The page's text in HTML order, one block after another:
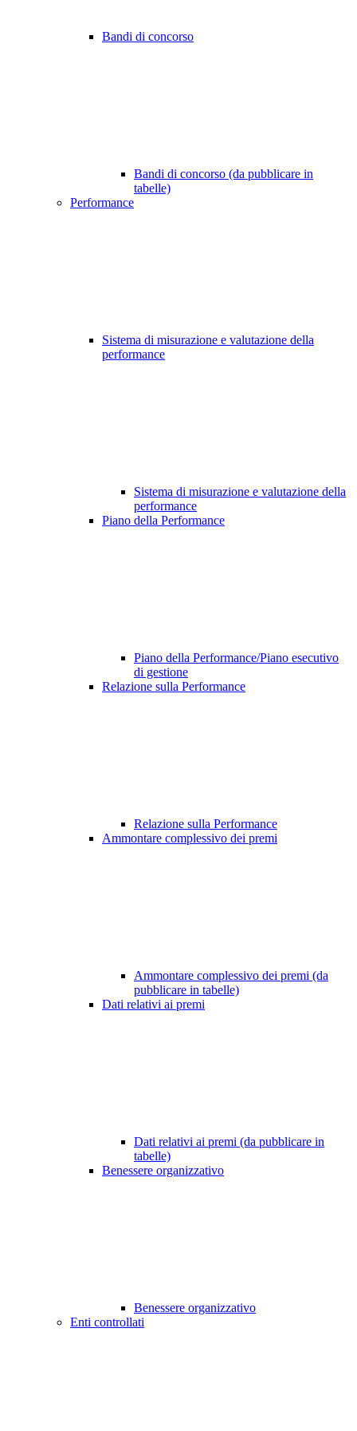
Bandi di concorso
Bandi di concorso (da pubblicare in
tabelle)
Performance
Sistema di misurazione e valutazione della
performance
Sistema di misurazione e valutazione della
performance
Piano della Performance
Piano della Performance/Piano esecutivo
di gestione
Relazione sulla Performance
Relazione sulla Performance
Ammontare complessivo dei premi
Ammontare complessivo dei premi (da
pubblicare in tabelle)
Dati relativi ai premi
Dati relativi ai premi (da pubblicare in
tabelle)
Benessere organizzativo
Benessere organizzativo
Enti controllati